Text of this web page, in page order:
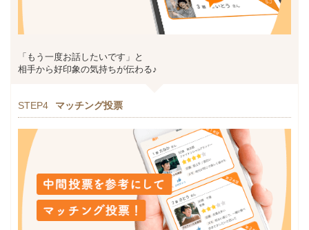
「もう一度お話したいです」と
相手から好印象の気持ちが伝わる♪
STEP4 マッチング投票